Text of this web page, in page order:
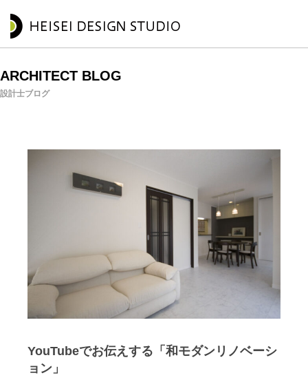
ARCHITECT BLOG
設計士ブログ
YouTubeでお伝えする「和モダンリノベーシ
ョン」